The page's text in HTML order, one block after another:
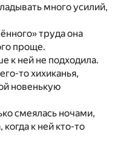
много усилий,
труда она
проще.
к ней не подходила.
то хихиканья,
новенькую
смеялась ночами,
когда к ней кто-то